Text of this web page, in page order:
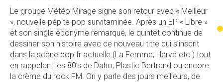
Le groupe Météo Mirage signe son retour avec « Meilleur
», nouvelle pépite pop survitaminée. Après un EP « Libre »
et son single éponyme remarqué, le quintet continue de
dessiner son histoire avec ce nouveau titre qui s’inscrit
dans la scène pop fr actuelle (La Femme, Hervé etc.) tout
en rappelant les 80’s de Daho, Plastic Bertrand ou encore
la crème du rock FM. On y parle des jours meilleurs, de